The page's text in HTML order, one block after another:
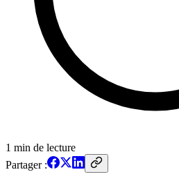
1 min de lecture
Partager :